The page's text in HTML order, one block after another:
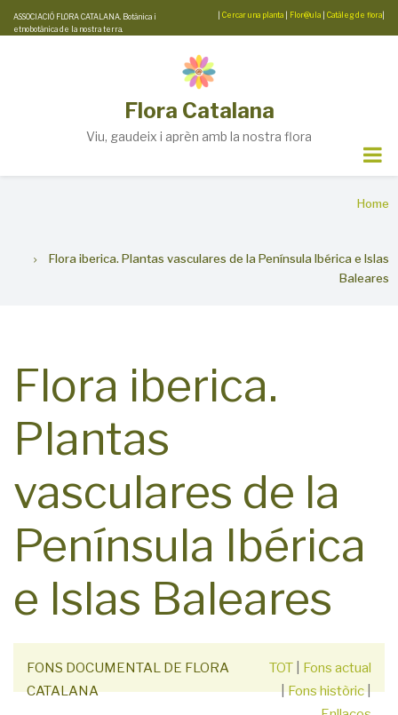
Skip
to
ASSOCIACIÓ FLORA CATALANA. Botànica i
etnobotànica de la nostra terra.
Cercar una planta Flor@ula Catàleg de flora
Flora Catalana
Viu, gaudeix i aprèn amb la nostra flora
Home
Flora iberica. Plantas vasculares de la Península Ibérica e Islas
Baleares
Flora iberica.
Plantas
vasculares de la
Península Ibérica
e Islas Baleares
FONS DOCUMENTAL DE FLORA
CATALANA
TOT
Fons actual
|Fons històric|